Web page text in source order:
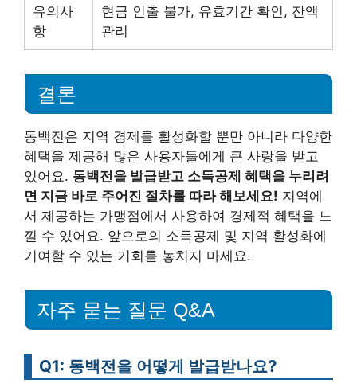
유의사
항
현금 인출 불가, 유효기간 확인, 잔액
관리
결론
동백전은 지역 경제를 활성화할 뿐만 아니라 다양한
혜택을 제공해 많은 사용자들에게 큰 사랑을 받고
있어요. 동백전을 발급받고 소득공제 혜택을 누리려
면 지금 바로 주어진 절차를 따라 해보세요! 지역에
서 제공하는 가맹점에서 사용하여 경제적 혜택을 느
낄 수 있어요. 앞으로의 소득공제 및 지역 활성화에
기여할 수 있는 기회를 놓치지 마세요.
자주 묻는 질문 Q&A
Q1: 동백전을 어떻게 발급받나요?